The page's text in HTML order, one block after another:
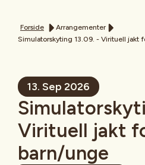
Forside
Arrangementer
Simulatorskyting 13.09. - Virituell jakt
13. Sep 2026
Virituell jakt
barn/unge